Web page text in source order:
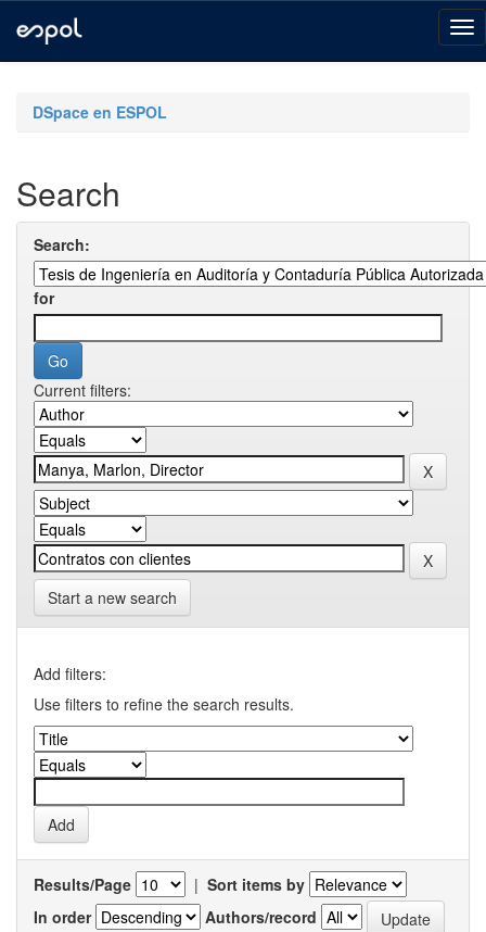
navigationDSpace en ESPOL
Search
Search:
for
Current filters:
Start a new search
Add filters:
Use filters to refine the search results.
Results/Page | Sort items by
In order
Authors/record